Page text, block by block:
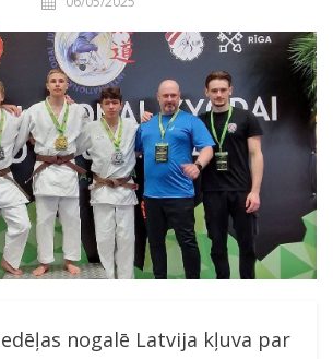
nogalē Latvija kļuva par